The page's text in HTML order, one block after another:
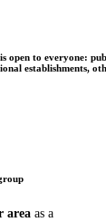
open to everyone:
establishments,
area as a